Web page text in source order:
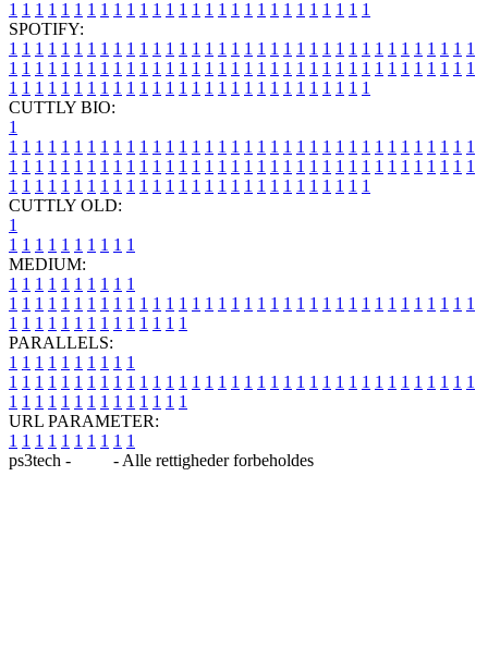
1 1 1 1 1 1 1 1 1 1 1 1 1 1 1 1 1 1 1 1 1 1 1 1 1 1 1 1
SPOTIFY:
1 1 1 1 1 1 1 1 1 1 1 1 1 1 1 1 1 1 1 1 1 1 1 1 1 1 1 1 1 1 1 1 1 1 1 1
1 1 1 1 1 1 1 1 1 1 1 1 1 1 1 1 1 1 1 1 1 1 1 1 1 1 1 1 1 1 1 1 1 1 1 1
1 1 1 1 1 1 1 1 1 1 1 1 1 1 1 1 1 1 1 1 1 1 1 1 1 1 1 1
CUTTLY BIO:
1
1 1 1 1 1 1 1 1 1 1 1 1 1 1 1 1 1 1 1 1 1 1 1 1 1 1 1 1 1 1 1 1 1 1 1 1
1 1 1 1 1 1 1 1 1 1 1 1 1 1 1 1 1 1 1 1 1 1 1 1 1 1 1 1 1 1 1 1 1 1 1 1
1 1 1 1 1 1 1 1 1 1 1 1 1 1 1 1 1 1 1 1 1 1 1 1 1 1 1 1
CUTTLY OLD:
1
1 1 1 1 1 1 1 1 1 1
MEDIUM:
1 1 1 1 1 1 1 1 1 1
1 1 1 1 1 1 1 1 1 1 1 1 1 1 1 1 1 1 1 1 1 1 1 1 1 1 1 1 1 1 1 1 1 1 1 1
1 1 1 1 1 1 1 1 1 1 1 1 1 1
PARALLELS:
1 1 1 1 1 1 1 1 1 1
1 1 1 1 1 1 1 1 1 1 1 1 1 1 1 1 1 1 1 1 1 1 1 1 1 1 1 1 1 1 1 1 1 1 1 1
1 1 1 1 1 1 1 1 1 1 1 1 1 1
URL PARAMETER:
1 1 1 1 1 1 1 1 1 1
ps3tech -
- Alle rettigheder forbeholdes